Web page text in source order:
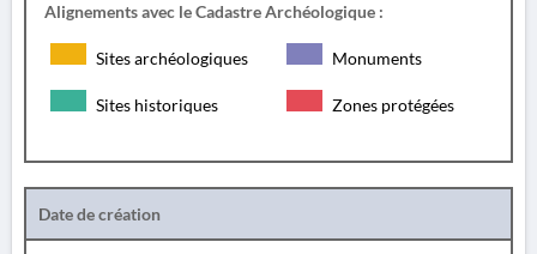
Alignements avec le Cadastre Archéologique :
Sites archéologiques Monuments
Sites historiques Zones protégées
Date de création